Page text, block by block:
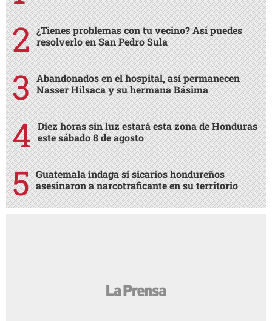
¿Tienes problemas con tu vecino? Así puedes
resolverlo en San Pedro Sula
Abandonados en el hospital, así permanecen
Nasser Hilsaca y su hermana Básima
Diez horas sin luz estará esta zona de Honduras
este sábado 8 de agosto
Guatemala indaga si sicarios hondureños
asesinaron a narcotraficante en su territorio